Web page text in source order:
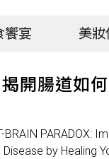
饗宴 美妝
開腸道如
BRAIN PARADOX:
Disease by Healing